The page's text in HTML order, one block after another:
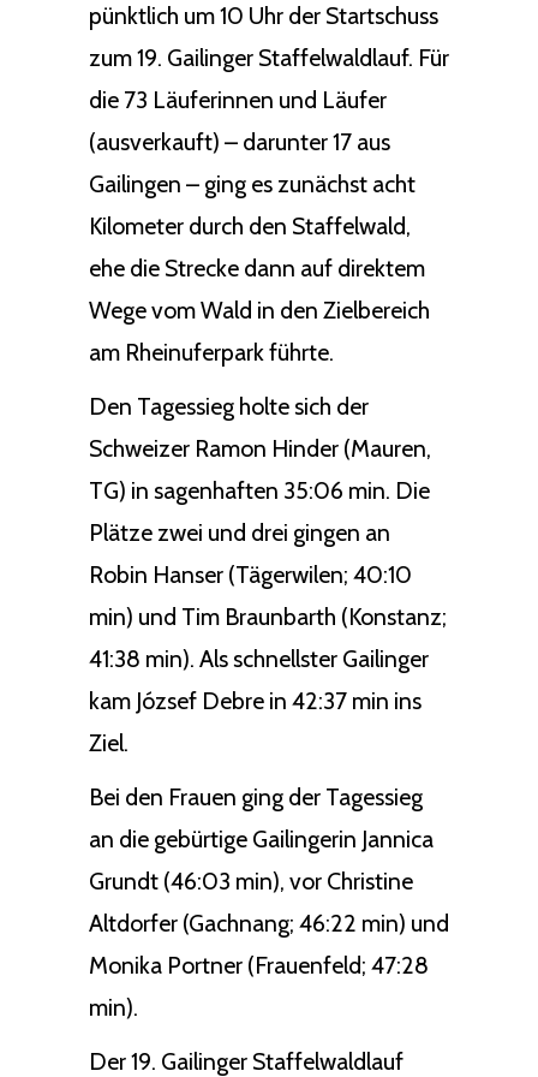
pünktlich um 10 Uhr der Startschuss
zum 19. Gailinger Staffelwaldlauf. Für
die 73 Läuferinnen und Läufer
(ausverkauft) – darunter 17 aus
Gailingen – ging es zunächst acht
Kilometer durch den Staffelwald,
ehe die Strecke dann auf direktem
Wege vom Wald in den Zielbereich
am Rheinuferpark führte.
Den Tagessieg holte sich der
Schweizer Ramon Hinder (Mauren,
TG) in sagenhaften 35:06 min. Die
Plätze zwei und drei gingen an
Robin Hanser (Tägerwilen; 40:10
min) und Tim Braunbarth (Konstanz;
41:38 min). Als schnellster Gailinger
kam József Debre in 42:37 min ins
Ziel.
Bei den Frauen ging der Tagessieg
an die gebürtige Gailingerin Jannica
Grundt (46:03 min), vor Christine
Altdorfer (Gachnang; 46:22 min) und
Monika Portner (Frauenfeld; 47:28
min).
Der 19. Gailinger Staffelwaldlauf